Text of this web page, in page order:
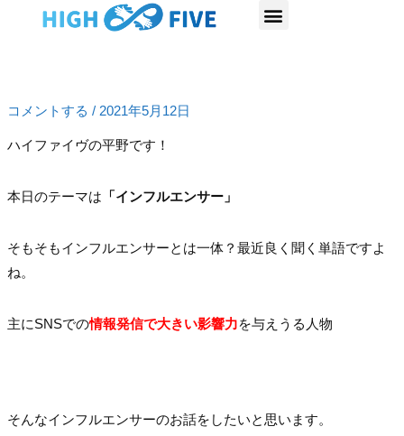
キコメントする / 2021年5月12日
ハイファイヴの平野です！
本日のテーマは 「インフルエンサー」
そもそもインフルエンサーとは一体？最近良く聞く単語ですよ
ね。
主にSNSでの情報発信で大きい影響力を与えうる人物
そんなインフルエンサーのお話をしたいと思います。